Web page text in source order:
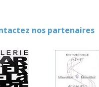
nos partenaires